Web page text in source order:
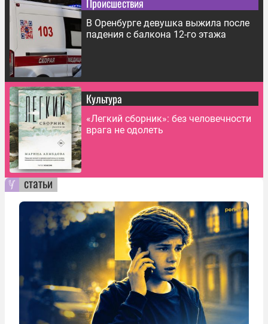
В Оренбурге девушка выжила после
падения с балкона 12-го этажа
Культура
«Легкий сборник»: без человечности
врага не одолеть
статьи